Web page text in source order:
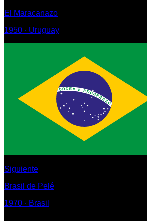
El Maracanazo
1950 · Uruguay
Siguiente
Brasil de Pelé
1970 · Brasil